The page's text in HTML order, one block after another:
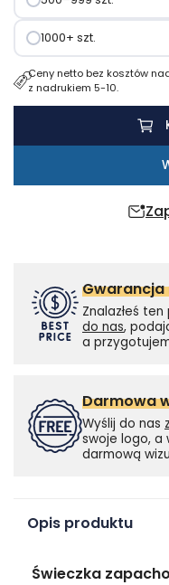
1000+ szt.
Ceny netto bez kosztów
z nadrukiem 5-10.
Gwarancja
Znalazłeś
do nas,
a
Darmowa
Wyślij do nas
swoje logo, a
darmową
Opis produktu
Świeczka